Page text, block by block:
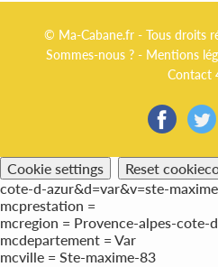
© Ma-Cabane.fr - Tous droits
Sommes-nous ? - Mentions
Contact
Cookie settings Reset
cote-d-azur&d=var&v=ste-
mcprestation =
mcregion = Provence-alpes-cote-
mcdepartement = Var
mcville = Ste-maxime-83